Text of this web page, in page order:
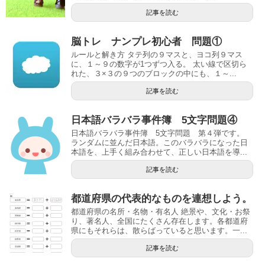
記事を読む
脳トレ ナンプレ初心者 問題①
ルールと解き方 タテ列の９マスと、ヨコ列９マス
に、１～９の数字が1つずつ入る。 太い線で区切ら
れた、３×３の９つのブロックの中にも、１～...
記事を読む
日本語バラバラ事件簿 5文字問題④
日本語バラバラ事件簿 5文字問題 第４弾です。
ランダムに並んだ日本語。このバラバラになった日
本語を、上手く組み合わせて、正しい日本語を導...
記事を読む
都道府県の代表的なものを連想しよう。
都道府県の名所・名物・有名人 絶景や、文化・お祭
り、著名人、全国にたくさん存在します。各都道府
県にもそれらは、散らばっていると思います。一...
記事を読む